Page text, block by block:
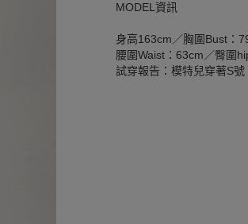
MODEL資訊
身高163cm／胸圍Bust：
腰圍Waist：63cm／臀圍
試穿報告：模特兒穿著S號